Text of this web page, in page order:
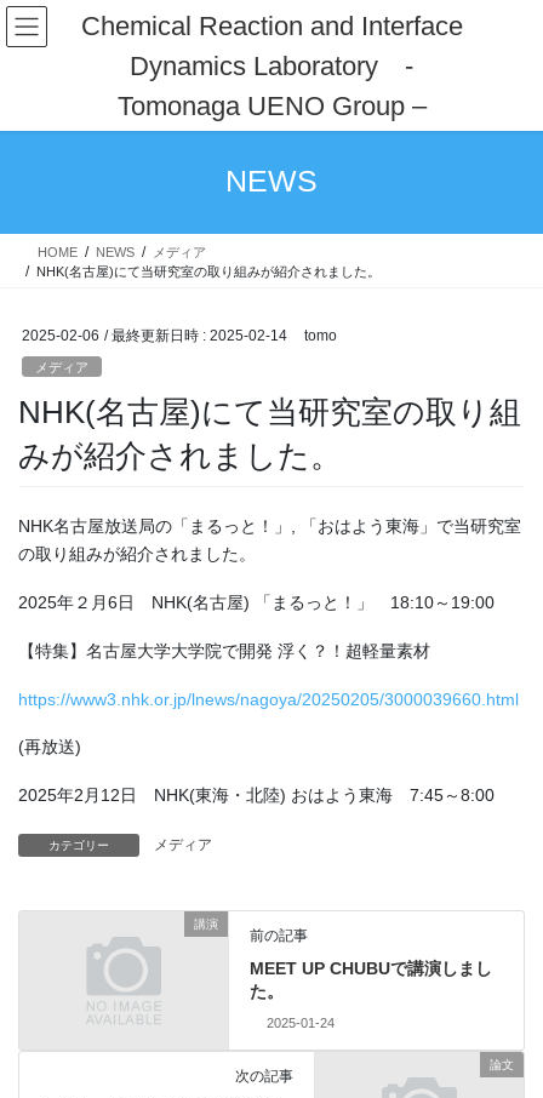
コ
ン
プ
ナ
ビ
動
Chemical Reaction and Interface
Dynamics Laboratory -
Tomonaga UENO Group –
NEWS
HOME NEWS
メディア
NHK(名古屋)にて当研究室の取り組みが紹介されました。
2025-02-06 / 最終更新日時 : 2025-02-14 tomo
メディア
NHK(名古屋)にて当研究室の取り組
みが紹介されました。
NHK名古屋放送局の「まるっと！」, 「おはよう東海」で当研究室
の取り組みが紹介されました。
2025年２月6日 NHK(名古屋) 「まるっと！」 18:10～19:00
【特集】名古屋大学大学院で開発 浮く？！超軽量素材
https://www3.nhk.or.jp/lnews/nagoya/20250205/3000039660.html
(再放送)
2025年2月12日 NHK(東海・北陸) おはよう東海 7:45～8:00
カテゴリー メディア
講演
前の記事
MEET UP CHUBUで講演しまし
た。
2025-01-24
論文
次の記事